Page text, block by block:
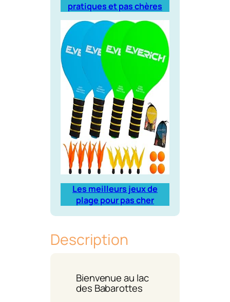
pratiques et pas chères
Les meilleurs jeux de
plage pour pas cher
Description
Bienvenue au lac
des Babarottes